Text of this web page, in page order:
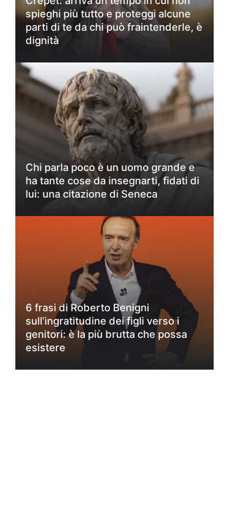
spieghi più tutto e proteggi alcune
parti di te da chi può fraintenderle, è
dignità
Chi parla poco è un uomo grande e
ha tante cose da insegnarti, fidati di
lui: una citazione di Seneca
6 frasi di Roberto Benigni
sull’ingratitudine dei figli verso i
genitori: è la più brutta che possa
esistere